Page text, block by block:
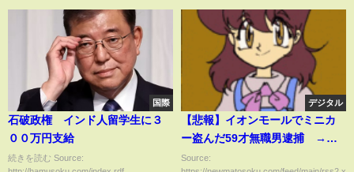
国際
石破政権 インド人留学生に３
００万円支給
続きを読む Source:
デジタル
【悲報】イオンモールでミニカ
ー盗んだ59才無職男逮捕 →
「くるますきだった」 （動画
Source: